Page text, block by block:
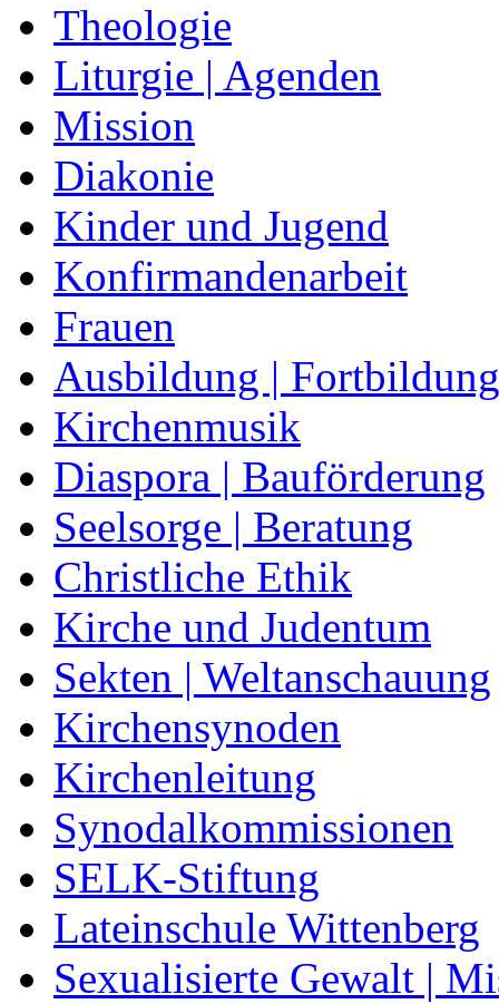
Theologie
Liturgie | Agenden
Mission
Diakonie
Kinder und Jugend
Konfirmandenarbeit
Frauen
Ausbildung | Fortbildung
Kirchenmusik
Diaspora | Bauförderung
Seelsorge | Beratung
Christliche Ethik
Kirche und Judentum
Sekten | Weltanschauung
Kirchensynoden
Kirchenleitung
Synodalkommissionen
SELK-Stiftung
Lateinschule Wittenberg
Sexualisierte Gewalt |